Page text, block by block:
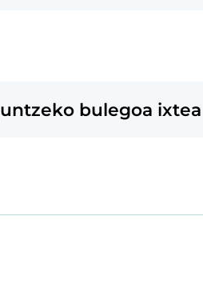
bulegoa ixtea